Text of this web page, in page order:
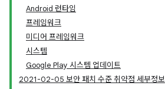
Android 런타임
프레임워크
미디어 프레임워크
시스템
Google Play 시스템 업데이트
2021-02-05 보안 패치 수준 취약점 세부정보